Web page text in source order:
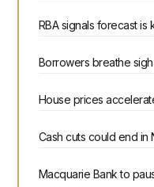
RBA signals forecast
Borrowers breathe
House prices
Cash cuts could end in
Macquarie Bank to